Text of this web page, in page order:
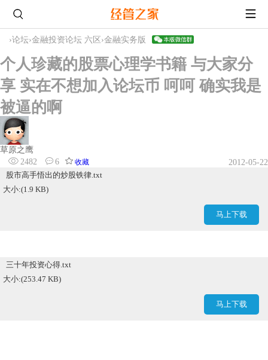
›论坛›金融投资论坛 六区 ›金融实务版
个人珍藏的股票心理学书籍 与大家分
享 实在不想加入论坛币 呵呵 确实我是
被逼的啊
草原之鹰
2482
6 收藏
2012-05-22
股市高手悟出的炒股铁律.txt
大小:(1.9 KB)
马上下载
三十年投资心得.txt
大小:(253.47 KB)
马上下载